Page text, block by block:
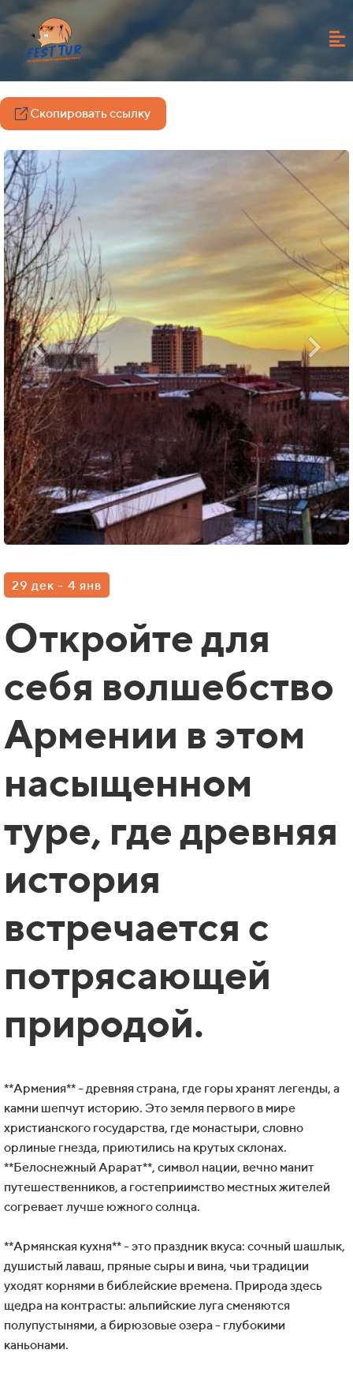
Скопировать ссылку
29 дек - 4 янв
Откройте для
себя волшебство
Армении в этом
насыщенном
туре, где древняя
история
встречается с
потрясающей
природой.
**Армения** - древняя страна, где горы хранят легенды, а
камни шепчут историю. Это земля первого в мире
христианского государства, где монастыри, словно
орлиные гнезда, приютились на крутых склонах.
**Белоснежный Арарат**, символ нации, вечно манит
путешественников, а гостеприимство местных жителей
согревает лучше южного солнца.
**Армянская кухня** - это праздник вкуса: сочный шашлык,
душистый лаваш, пряные сыры и вина, чьи традиции
уходят корнями в библейские времена. Природа здесь
щедра на контрасты: альпийские луга сменяются
полупустынями, а бирюзовые озера - глубокими
каньонами.